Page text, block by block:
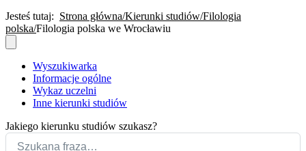
Jesteś tutaj: Strona główna Kierunki studiów Filologia
polska Filologia polska we Wrocławiu
Wyszukiwarka
Informacje ogólne
Wykaz uczelni
Inne kierunki studiów
Jakiego kierunku studiów szukasz?